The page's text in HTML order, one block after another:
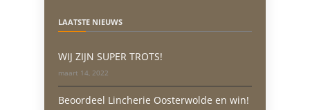
LAATSTE NIEUWS
WIJ ZIJN SUPER TROTS!
maart 14, 2022
Beoordeel Lincherie Oosterwolde en win!